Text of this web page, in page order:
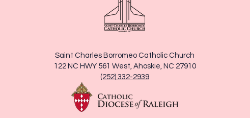
Saint Charles Borromeo Catholic Church
122 NC HWY 561 West, Ahoskie, NC 27910
(252) 332-2939